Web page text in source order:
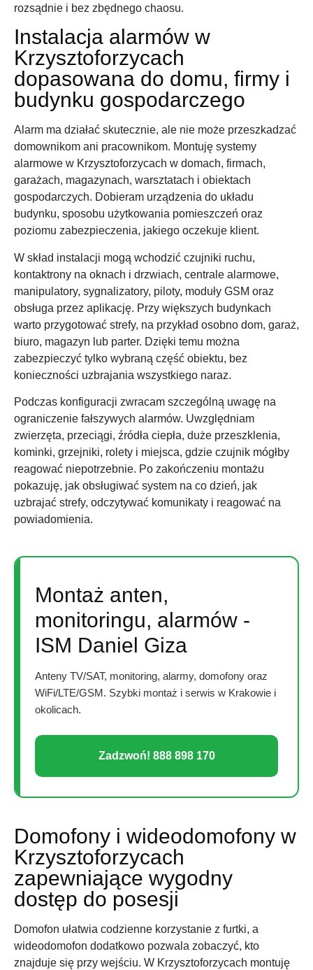
rozsądnie i bez zbędnego chaosu.
Instalacja alarmów w
Krzysztoforzycach
dopasowana do domu, firmy i
budynku gospodarczego
Alarm ma działać skutecznie, ale nie może przeszkadzać
domownikom ani pracownikom. Montuję systemy
alarmowe w Krzysztoforzycach w domach, firmach,
garażach, magazynach, warsztatach i obiektach
gospodarczych. Dobieram urządzenia do układu
budynku, sposobu użytkowania pomieszczeń oraz
poziomu zabezpieczenia, jakiego oczekuje klient.
W skład instalacji mogą wchodzić czujniki ruchu,
kontaktrony na oknach i drzwiach, centrale alarmowe,
manipulatory, sygnalizatory, piloty, moduły GSM oraz
obsługa przez aplikację. Przy większych budynkach
warto przygotować strefy, na przykład osobno dom, garaż,
biuro, magazyn lub parter. Dzięki temu można
zabezpieczyć tylko wybraną część obiektu, bez
konieczności uzbrajania wszystkiego naraz.
Podczas konfiguracji zwracam szczególną uwagę na
ograniczenie fałszywych alarmów. Uwzględniam
zwierzęta, przeciągi, źródła ciepła, duże przeszklenia,
kominki, grzejniki, rolety i miejsca, gdzie czujnik mógłby
reagować niepotrzebnie. Po zakończeniu montażu
pokazuję, jak obsługiwać system na co dzień, jak
uzbrajać strefy, odczytywać komunikaty i reagować na
powiadomienia.
Montaż anten,
monitoringu, alarmów -
ISM Daniel Giza
Anteny TV/SAT, monitoring, alarmy, domofony oraz
WiFi/LTE/GSM. Szybki montaż i serwis w Krakowie i
okolicach.
Zadzwoń! 888 898 170
Domofony i wideodomofony w
Krzysztoforzycach
zapewniające wygodny
dostęp do posesji
Domofon ułatwia codzienne korzystanie z furtki, a
wideodomofon dodatkowo pozwala zobaczyć, kto
znajduje się przy wejściu. W Krzysztoforzycach montuję